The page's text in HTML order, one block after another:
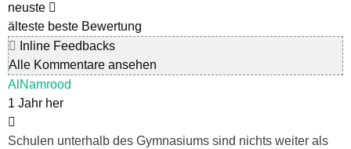
neuste
älteste beste Bewertung
Inline Feedbacks
Alle Kommentare ansehen
AlNamrood
1 Jahr her
Schulen unterhalb des Gymnasiums sind nichts weiter als